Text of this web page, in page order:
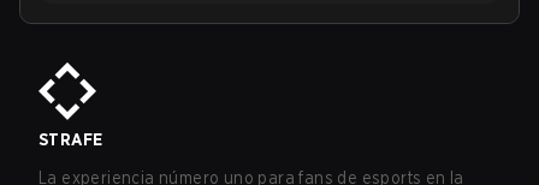
STRAFE
La experiencia número uno para fans de esports en la